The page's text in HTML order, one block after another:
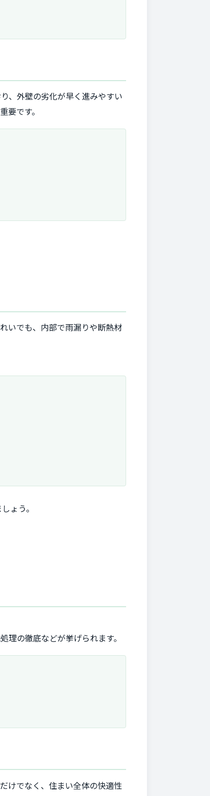
、外壁の劣化が早く進みやすい
です。
いでも、内部で雨漏りや断熱材
ょう。
の徹底などが挙げられます。
けでなく、住まい全体の快適性